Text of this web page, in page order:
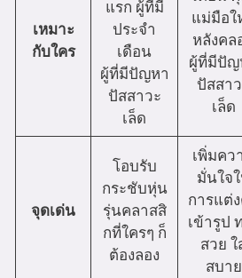
เหมาะ
กับใคร
แรก ผู้ที่มี
ประจำ
เดือน
ผู้ที่มีปัญหา
ปัสสาวะ
เล็ด
แม่มือใ
หลังคล
ผู้ที่มีปัญ
ปัสสา
เล็ด
จุดเด่น
โอบรับ
กระชับหุ่น
รุ่นคลาสสิ
กที่ใครๆ ก็
ต้องลอง
เพิ่มคว
มั่นใจ
การแต่
เข้ารูป
สวย ใ
สบาย